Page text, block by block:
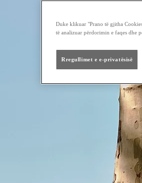
Duke klikuar "Prano të gjitha
të analizuar përdorimin e faqes dhe
Rregullimet e e-privatësisë